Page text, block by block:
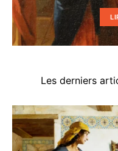
Les derniers